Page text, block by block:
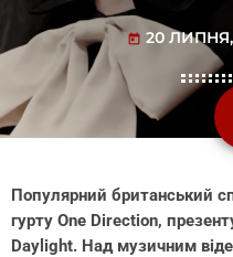
today 20 ЛИПНЯ,
Популярний британський
гурту One Direction,
Daylight. Над музичним